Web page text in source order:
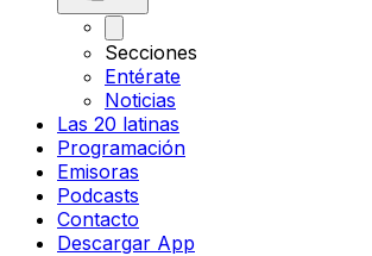
Secciones
Entérate
Noticias
Las 20 latinas
Programación
Emisoras
Podcasts
Contacto
Descargar App